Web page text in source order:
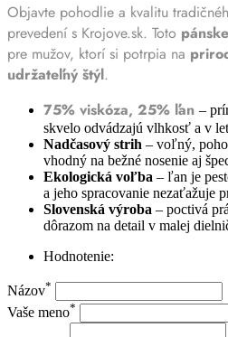
Objavte pohodlie a kvalitu
prevedení s Krojove.sk. Toto
pre mužov, ktorí si potrpia na
udržateľný štýl.
75% viskóza, 25% ľan –
skvelo odvádzajú vlhkosť a v
Nadčasový strih – voľný,
vhodný na bežné nosenie aj
Ekologická voľba – ľan je
a jeho spracovanie nezaťažuje
Slovenská výroba – poctivá
dôrazom na detail v malej
Hodnotenie:
Názov*
Vaše meno*